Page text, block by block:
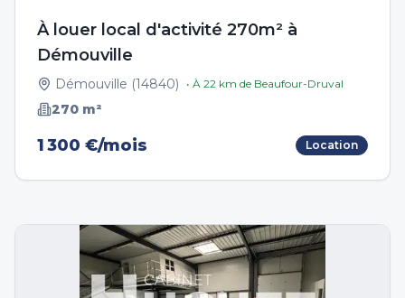
À louer local d'activité 270m² à
Démouville
Démouville (14840) • À 22 km de Beaufour-Druval
270 m²
1 300 €/mois Location